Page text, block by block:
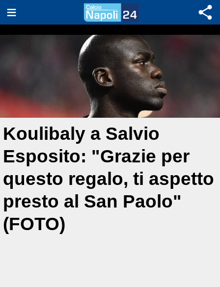
Koulibaly a Salvio
Esposito: "Grazie per
questo regalo, ti aspetto
presto al San Paolo"
(FOTO)